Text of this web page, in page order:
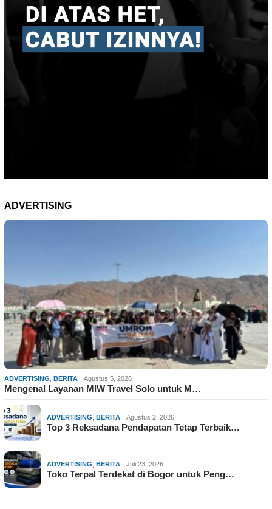
ADVERTISING
ADVERTISING BERITA Agustus 5, 2026
Mengenal Layanan MIW Travel Solo untuk M…
ADVERTISING BERITA Agustus 2, 2026
Top 3 Reksadana Pendapatan Tetap Terbaik…
ADVERTISING BERITA Juli 23, 2026
Toko Terpal Terdekat di Bogor untuk Peng…